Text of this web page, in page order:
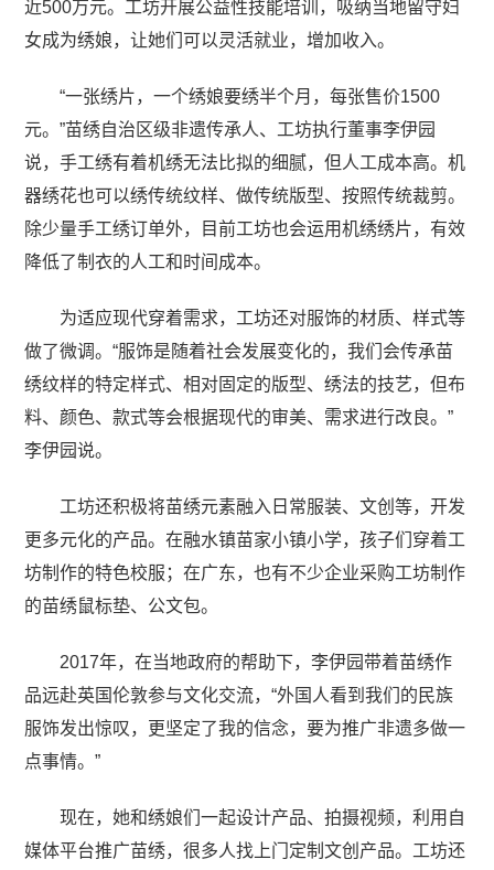
近500万元。工坊开展公益性技能培训，吸纳当地留守妇
女成为绣娘，让她们可以灵活就业，增加收入。
“一张绣片，一个绣娘要绣半个月，每张售价1500
元。”苗绣自治区级非遗传承人、工坊执行董事李伊园
说，手工绣有着机绣无法比拟的细腻，但人工成本高。机
器绣花也可以绣传统纹样、做传统版型、按照传统裁剪。
除少量手工绣订单外，目前工坊也会运用机绣绣片，有效
降低了制衣的人工和时间成本。
为适应现代穿着需求，工坊还对服饰的材质、样式等
做了微调。“服饰是随着社会发展变化的，我们会传承苗
绣纹样的特定样式、相对固定的版型、绣法的技艺，但布
料、颜色、款式等会根据现代的审美、需求进行改良。”
李伊园说。
工坊还积极将苗绣元素融入日常服装、文创等，开发
更多元化的产品。在融水镇苗家小镇小学，孩子们穿着工
坊制作的特色校服；在广东，也有不少企业采购工坊制作
的苗绣鼠标垫、公文包。
2017年，在当地政府的帮助下，李伊园带着苗绣作
品远赴英国伦敦参与文化交流，“外国人看到我们的民族
服饰发出惊叹，更坚定了我的信念，要为推广非遗多做一
点事情。”
现在，她和绣娘们一起设计产品、拍摄视频，利用自
媒体平台推广苗绣，很多人找上门定制文创产品。工坊还